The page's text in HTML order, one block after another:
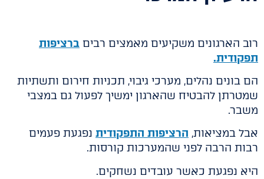
רוב הארגונים משקיעים מאמצים רבים ברציפות
תפקודית.
הם בונים נהלים, מערכי גיבוי, תכניות חירום ותשתיות
שמטרתן להבטיח שהארגון ימשיך לפעול גם במצבי
משבר.
אבל במציאות, הרציפות התפקודית נפגעת פעמים
רבות הרבה לפני שהמערכות קורסות.
היא נפגעת כאשר עובדים נשחקים.